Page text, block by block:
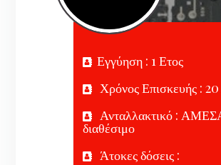
Εγγύηση : 1 Ετος
Χρόνος Επισκευής :
Ανταλλακτικό :
διαθέσιμο
Άτοκες δόσεις :